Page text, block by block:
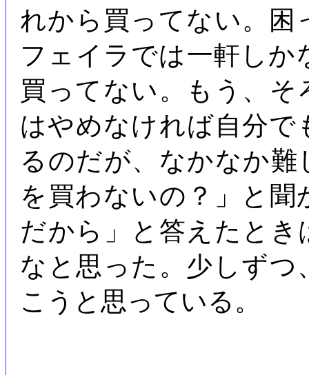
れから買ってない。困
フェイラでは一軒し
買ってない。もう、
はやめなければ自分
るのだが、なかなか
を買わないの？」と
だから」と答えたと
なと思った。少しず
こうと思っている。